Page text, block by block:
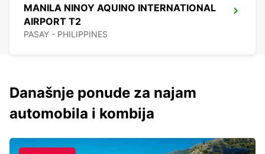
MANILA NINOY AQUINO INTERNATIONAL
AIRPORT T2
PASAY - PHILIPPINES
Današnje ponude za najam
automobila i kombija